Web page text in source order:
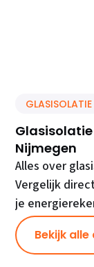
GLASISOLATIE
Nijmegen
Alles over
Vergelijk
je
Bekijk